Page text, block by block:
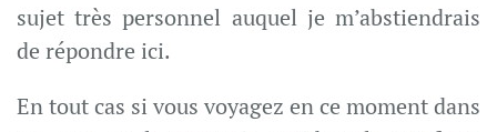
sujet très personnel auquel je m’abstiendrais
de répondre ici.
En tout cas si vous voyagez en ce moment dans